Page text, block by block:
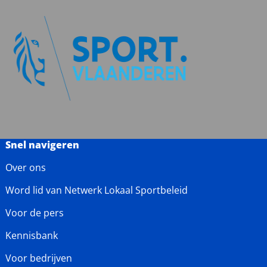
Snel navigeren
Over ons
Word lid van Netwerk Lokaal Sportbeleid
Voor de pers
Kennisbank
Voor bedrijven